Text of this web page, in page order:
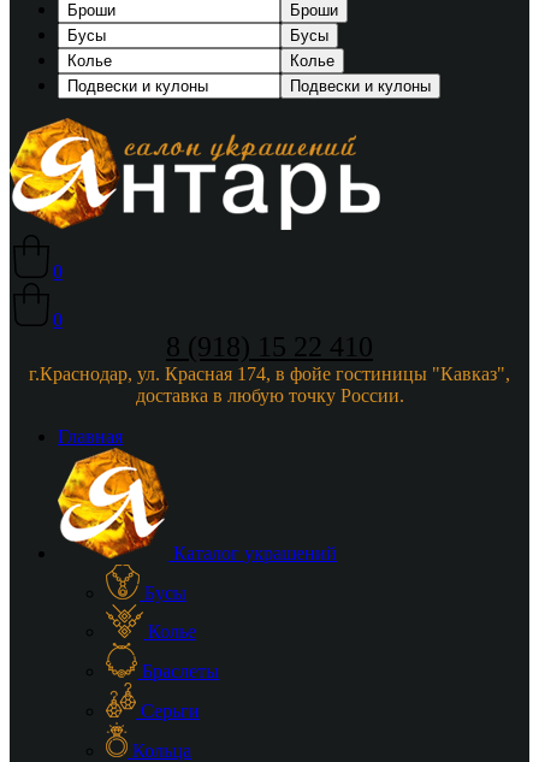
Броши
Бусы
Колье
Подвески и кулоны
0
0
8 (918) 15 22 410
г.Краснодар, ул. Красная 174, в фойе гостиницы "Кавказ",
доставка в любую точку России.
Главная
Каталог украшений
Бусы
Колье
Браслеты
Серьги
Кольца